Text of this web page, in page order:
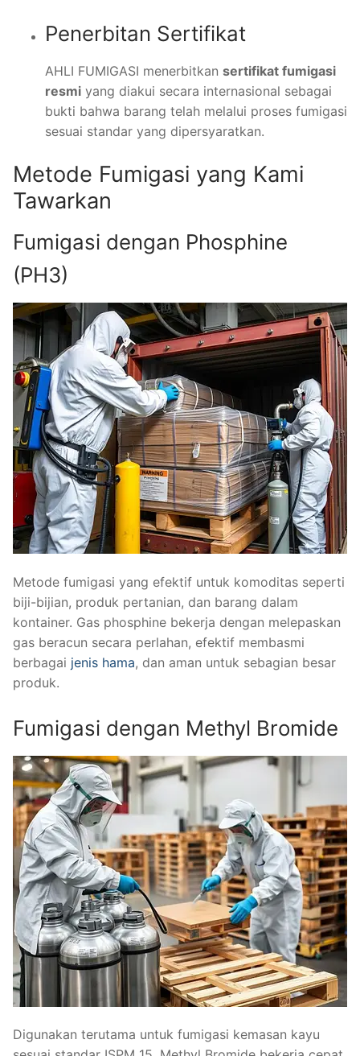
Penerbitan Sertifikat
AHLI FUMIGASI menerbitkan sertifikat fumigasi
resmi yang diakui secara internasional sebagai
bukti bahwa barang telah melalui proses fumigasi
sesuai standar yang dipersyaratkan.
Metode Fumigasi yang Kami
Tawarkan
Fumigasi dengan Phosphine
(PH3)
Metode fumigasi yang efektif untuk komoditas seperti
biji-bijian, produk pertanian, dan barang dalam
kontainer. Gas phosphine bekerja dengan melepaskan
gas beracun secara perlahan, efektif membasmi
berbagai jenis hama, dan aman untuk sebagian besar
produk.
Fumigasi dengan Methyl Bromide
Digunakan terutama untuk fumigasi kemasan kayu